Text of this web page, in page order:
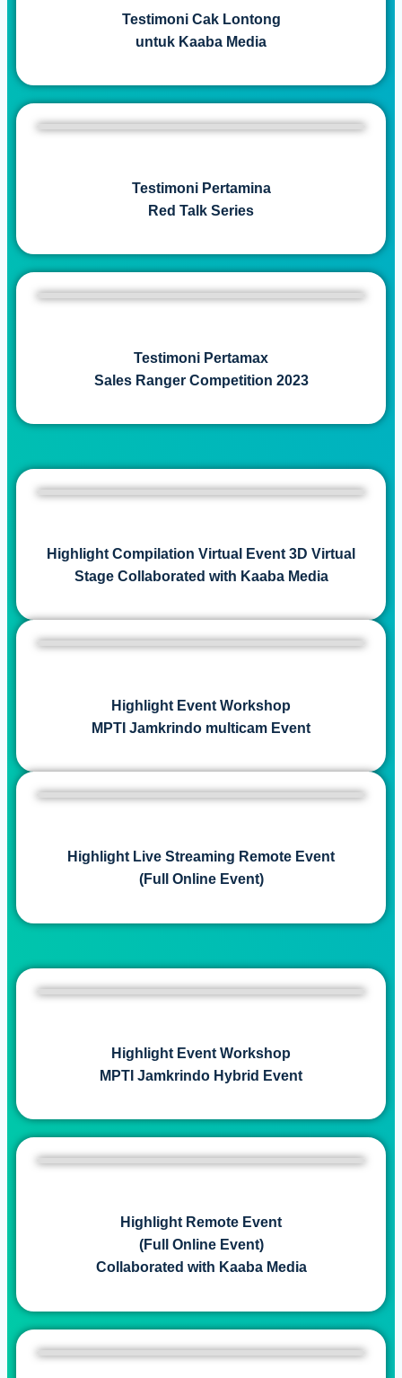
Testimoni Cak Lontong
untuk Kaaba Media
Testimoni Pertamina
Red Talk Series
Testimoni Pertamax
Sales Ranger Competition 2023
Highlight Compilation Virtual Event 3D Virtual
Stage Collaborated with Kaaba Media
Highlight Event Workshop
MPTI Jamkrindo multicam Event
Highlight Live Streaming Remote Event
(Full Online Event)
Highlight Event Workshop
MPTI Jamkrindo Hybrid Event
Highlight Remote Event
(Full Online Event)
Collaborated with Kaaba Media